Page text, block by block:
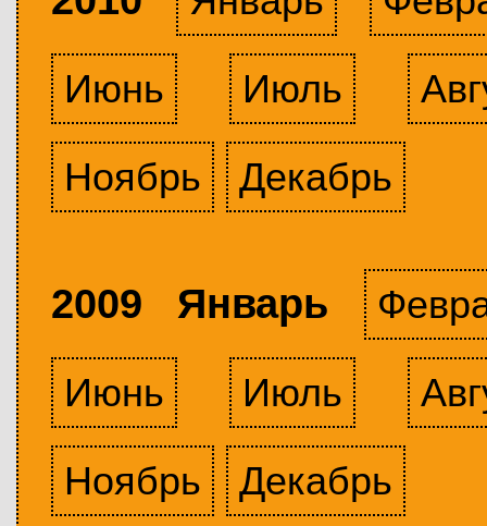
Июнь
Июль
Ноябрь
Декабрь
2009 Январь
Июнь
Июль
Ноябрь
Декабрь